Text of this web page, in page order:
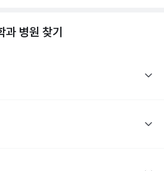
과 병원 찾기